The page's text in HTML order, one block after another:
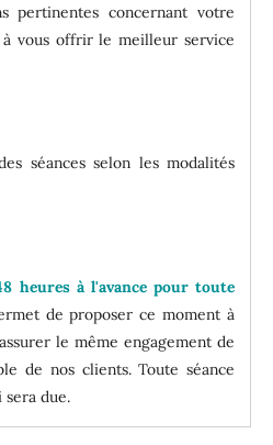
pertinentes concernant votre
à vous offrir le meilleur service
séances selon les modalités
heures à l'avance pour toute
de proposer ce moment à
le même engagement de
de nos clients.Toute séance
sera due.